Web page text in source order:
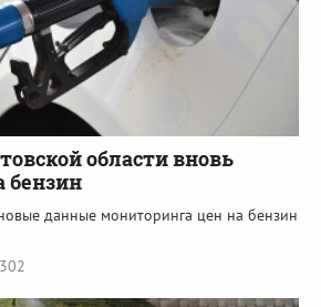
области вновь
бензин
данные мониторинга цен на бензин